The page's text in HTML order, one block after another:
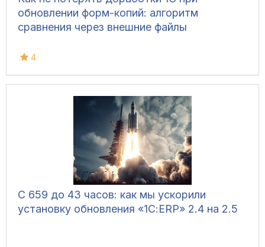
обновлении форм-копий: алгоритм
сравнения через внешние файлы
4
С 659 до 43 часов: как мы ускорили
установку обновления «1С:ERP» 2.4 на 2.5